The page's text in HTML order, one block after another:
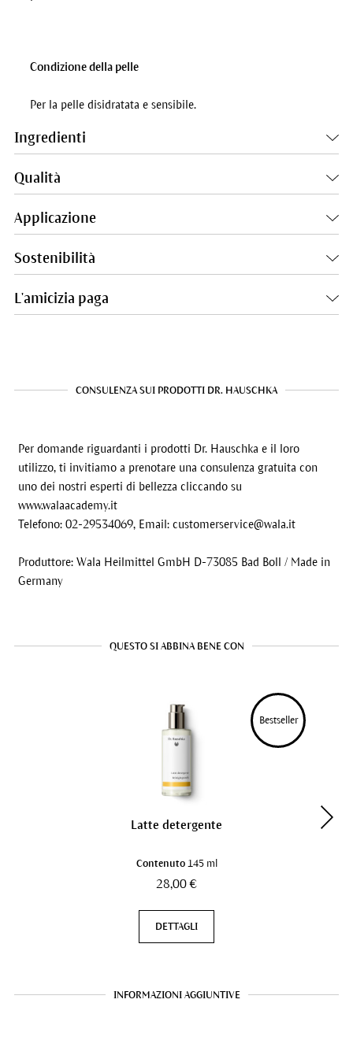
Condizione della pelle
Per la pelle disidratata e sensibile.
Ingredienti
Qualità
Applicazione
Sostenibilità
L'amicizia paga
CONSULENZA SUI PRODOTTI DR. HAUSCHKA
Per domande riguardanti i prodotti Dr. Hauschka e il loro
utilizzo, ti invitiamo a prenotare una consulenza gratuita con
uno dei nostri esperti di bellezza cliccando su
www.walaacademy.it
Telefono: 02-29534069, Email: customerservice@wala.it
Produttore: Wala Heilmittel GmbH D-73085 Bad Boll / Made in
Germany
QUESTO SI ABBINA BENE CON
Bestseller
Latte detergente
Contenuto 145 ml
28,00 €
DETTAGLI
INFORMAZIONI AGGIUNTIVE